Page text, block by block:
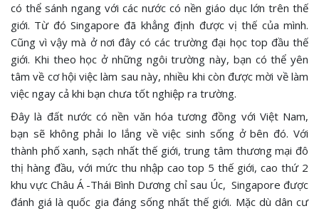
có thể sánh ngang với các nước có nền giáo dục lớn trên thế
giới. Từ đó Singapore đã khẳng định được vị thế của mình.
Cũng vì vậy mà ở nơi đây có các trường đại học top đầu thế
giới. Khi theo học ở những ngôi trường này, bạn có thể yên
tâm về cơ hội việc làm sau này, nhiều khi còn được mời về làm
việc ngay cả khi bạn chưa tốt nghiệp ra trường.
Đây là đất nước có nền văn hóa tương đồng với Việt Nam,
bạn sẽ không phải lo lắng về việc sinh sống ở bên đó. Với
thành phố xanh, sạch nhất thế giới, trung tâm thương mại đô
thị hàng đầu, với mức thu nhập cao top 5 thế giới, cao thứ 2
khu vực Châu Á -Thái Bình Dương chỉ sau Úc, Singapore được
đánh giá là quốc gia đáng sống nhất thế giới. Mặc dù dân cư